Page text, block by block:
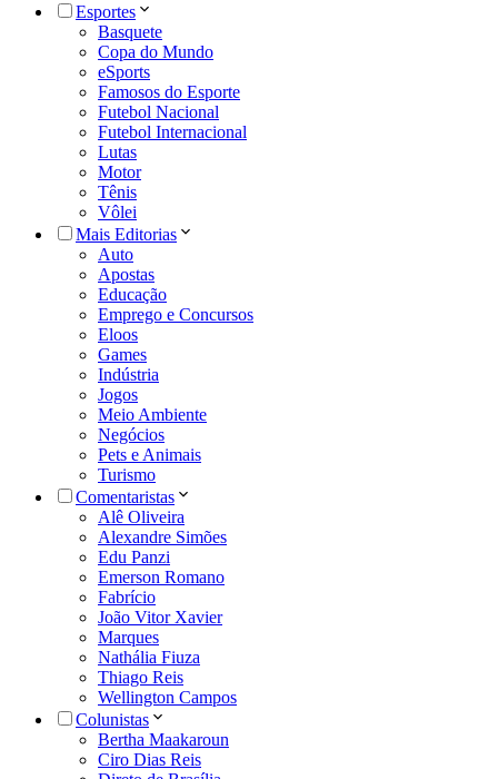
Esportes
Basquete
Copa do Mundo
eSports
Famosos do Esporte
Futebol Nacional
Futebol Internacional
Lutas
Motor
Tênis
Vôlei
Mais Editorias
Auto
Apostas
Educação
Emprego e Concursos
Eloos
Games
Indústria
Jogos
Meio Ambiente
Negócios
Pets e Animais
Turismo
Comentaristas
Alê Oliveira
Alexandre Simões
Edu Panzi
Emerson Romano
Fabrício
João Vitor Xavier
Marques
Nathália Fiuza
Thiago Reis
Wellington Campos
Colunistas
Bertha Maakaroun
Ciro Dias Reis